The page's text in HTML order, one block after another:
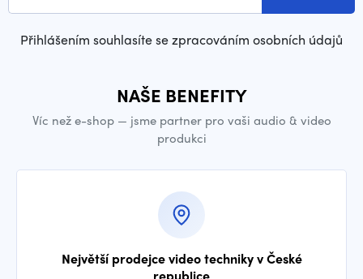
Přihlášením souhlasíte se zpracováním osobních údajů
NAŠE BENEFITY
Víc než e-shop — jsme partner pro vaši audio & video
produkci
Největší prodejce video techniky v České